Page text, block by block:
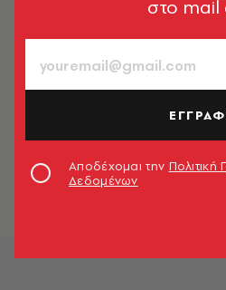
στο mail
Αποδέχομαι την
Δεδομένων